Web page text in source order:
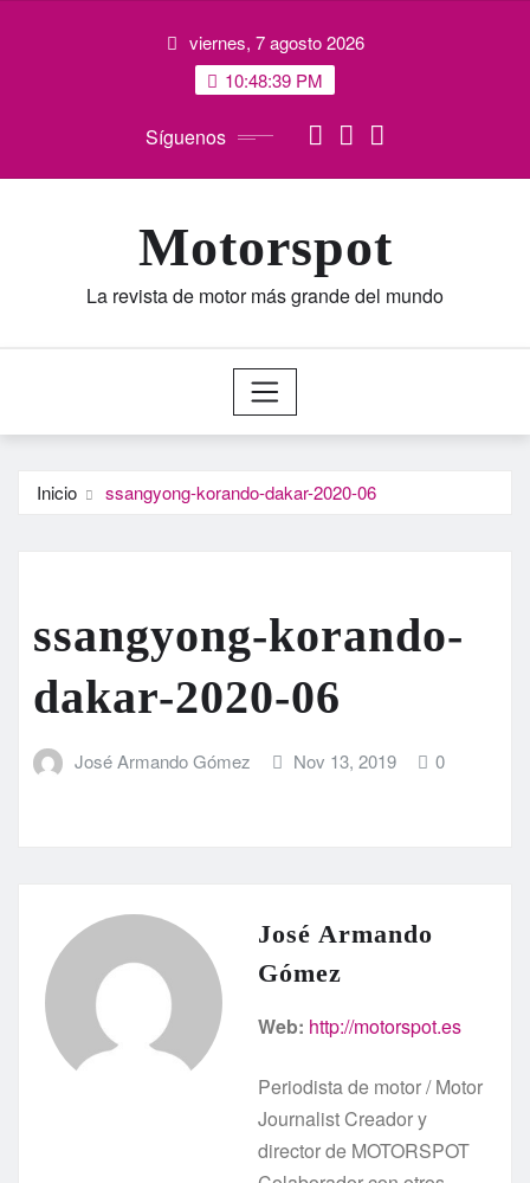
viernes, 7 agosto 2026
10:48:40 PM
Síguenos
Motorspot
La revista de motor más grande del mundo
Inicio ssangyong-korando-dakar-2020-06
ssangyong-korando-
dakar-2020-06
José Armando Gómez Nov 13, 2019 0
José Armando
Gómez
Web: http://motorspot.es
Periodista de motor / Motor
Journalist Creador y
director de MOTORSPOT